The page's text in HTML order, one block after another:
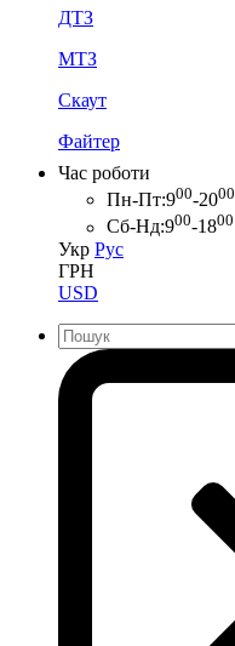
ДТЗ
МТЗ
Скаут
Файтер
Час роботи
Пн-Пт:900-2000
Сб-Нд:900-1800
Укр Рус
ГРН
USD